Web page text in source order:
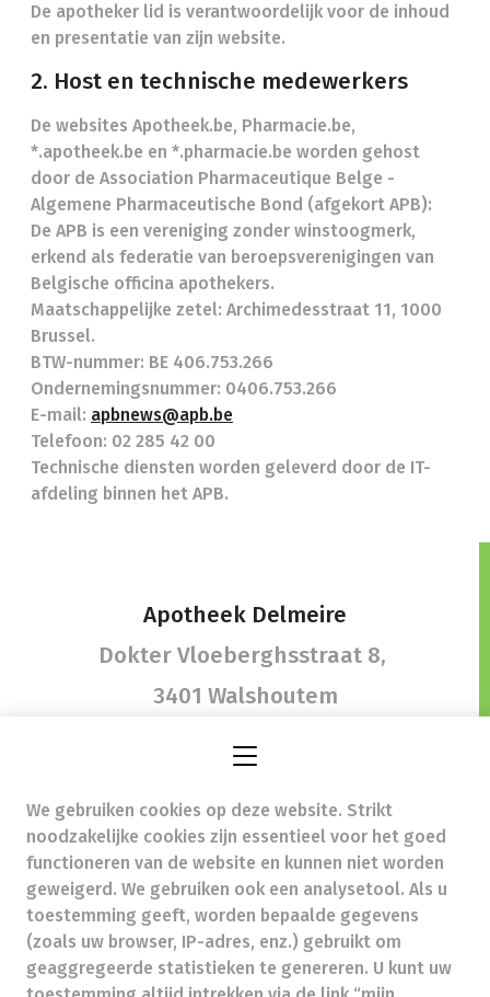
De apotheker lid is verantwoordelijk voor de inhoud
en presentatie van zijn website.
2. Host en technische medewerkers
De websites Apotheek.be, Pharmacie.be,
*.apotheek.be en *.pharmacie.be worden gehost
door de Association Pharmaceutique Belge -
Algemene Pharmaceutische Bond (afgekort APB):
De APB is een vereniging zonder winstoogmerk,
erkend als federatie van beroepsverenigingen van
Belgische officina apothekers.
Maatschappelijke zetel: Archimedesstraat 11, 1000
Brussel.
BTW-nummer: BE 406.753.266
Ondernemingsnummer: 0406.753.266
E-mail: apbnews@apb.be
Telefoon: 02 285 42 00
Technische diensten worden geleverd door de IT-
afdeling binnen het APB.
Apotheek Delmeire
Dokter Vloeberghsstraat 8,
3401 Walshoutem
info@apotheekdelmeire.be - Ondernemingsnummer
(BTW nr.) (BE)0820633163
Beroepstitel: Apotheker werkzaam in België
Beroepsvereniging: Algemene Pharmaceutische
Bond autorisatienummer FAGG 264101
Valt onder toezicht van de Orde der Apothekers,
02/537.42.67, Henri Jasparlaan 94 1060 Brussel
We gebruiken cookies op deze website. Strikt
noodzakelijke cookies zijn essentieel voor het goed
functioneren van de website en kunnen niet worden
geweigerd. We gebruiken ook een analysetool. Als u
toestemming geeft, worden bepaalde gegevens
(zoals uw browser, IP-adres, enz.) gebruikt om
geaggregeerde statistieken te genereren. U kunt uw